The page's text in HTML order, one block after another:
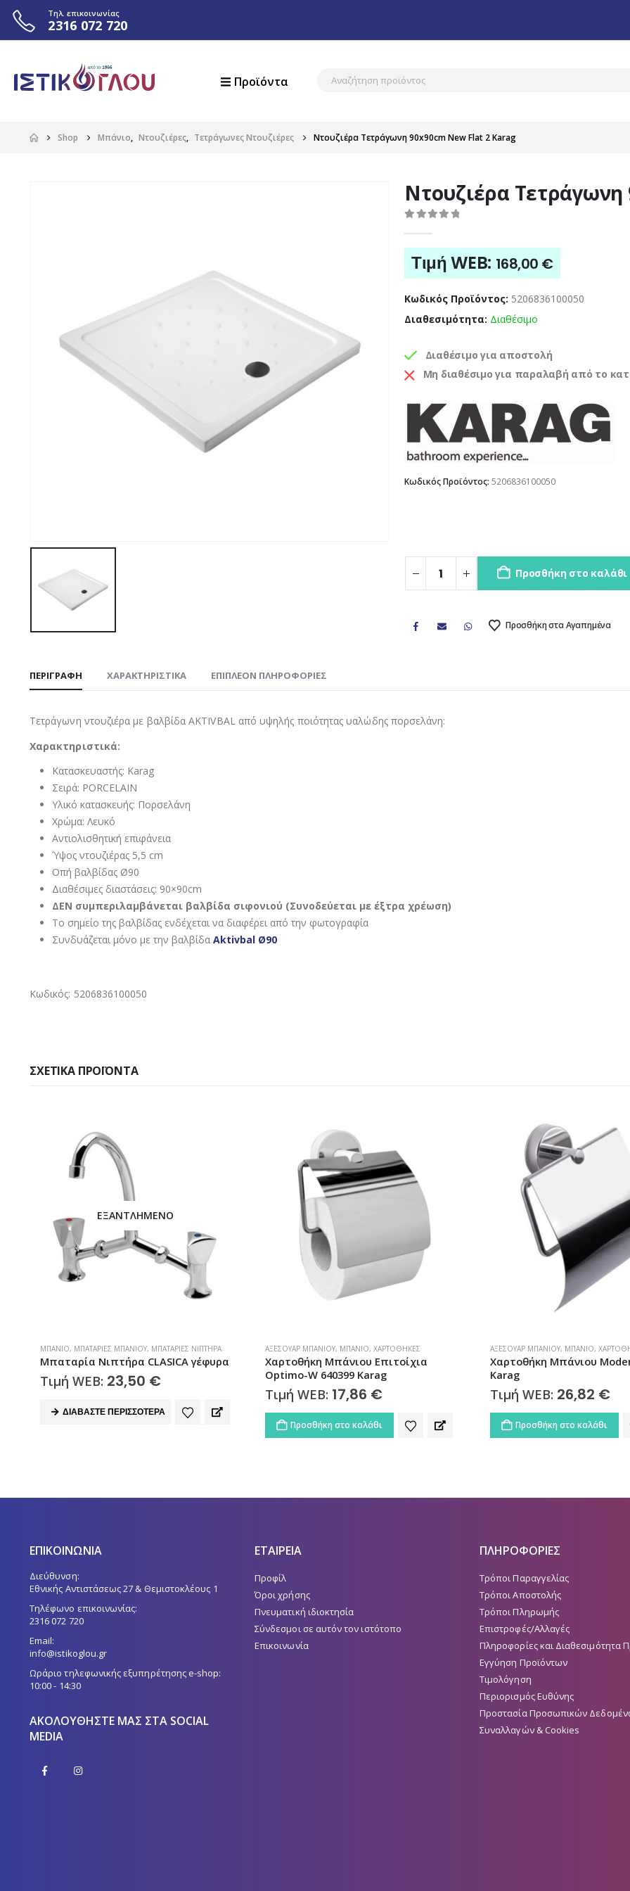
Τηλ. επικοινωνίας
2316 072 720
Προϊόντα
Shop Μπάνιο, Ντουζιέρες, Τετράγωνες Ντουζιέρες Ντουζιέρα Τετράγωνη 90x90cm New Flat 2 Karag
Ντουζιέρα
Τιμή WEB: 168,00 €
Κωδικός Προϊόντος: 5206836100050
Διαθεσιμότητα: Διαθέσιμο
Διαθέσιμο για αποστολή
Μη διαθέσιμο για παραλαβή από το
Κωδικός Προϊόντος:5206836100050
Προσθήκη στο καλάθι
Προσθήκη στα Αγαπημένα
ΠΕΡΙΓΡΑΦΉ ΧΑΡΑΚΤΗΡΙΣΤΙΚΑ ΕΠΙΠΛΈΟΝ ΠΛΗΡΟΦΟΡΊΕΣ
Τετράγωνη ντουζιέρα με βαλβίδα AKTIVBAL από υψηλής ποιότητας υαλώδης πορσελάνη:
Χαρακτηριστικά:
Κατασκευαστής: Karag
Σειρά: PORCELAIN
Υλικό κατασκευής: Πορσελάνη
Χρώμα: Λευκό
Αντιολισθητική επιφάνεια
Ύψος ντουζιέρας 5,5 cm
Οπή βαλβίδας Ø90
Διαθέσιμες διαστάσεις: 90×90cm
ΔΕΝ συμπεριλαμβάνεται βαλβίδα σιφονιού (Συνοδεύεται με έξτρα χρέωση)
Το σημείο της βαλβίδας ενδέχεται να διαφέρει από την φωτογραφία
Συνδυάζεται μόνο με την βαλβίδα Aktivbal Ø90
Κωδικός: 5206836100050
ΣΧΕΤΙΚΆ ΠΡΟΪΌΝΤΑ
ΑΞΕΣΟΥΆΡ ΜΠΆΝΙΟΥ, ΜΠΆΝΙΟ, ΧΑΡΤΟΘΉΚΕΣ
Χαρτοθήκη Μπάνιου Επιτοίχια
Optimo-W 640399 Karag
Τιμή WEB: 17,86
ΑΞΕΣΟΥΆΡ ΜΠΆΝΙΟΥ, ΜΠΆΝΙΟ, ΧΑΡΤΟΘΉΚΕΣ
Χαρτοθήκη Μπάνιου Moderno 2403
Karag
Τιμή WEB: 26,82€
Προσθήκη στο καλάθι
ΚΑΛΎΜΜΑΤΑ ΛΕΚΆΝΗΣ ,ΛΕΚΆΝΕΣ
Κάλυμμα Λεκάνης NOVA
Τιμή WEB:
Προσθήκη στο καλάθι
ΕΠΙΚΟΙΝΩΝΙΑ
Διεύθυνση:
Εθνικής Αντιστάσεως 27 & Θεμιστοκλέους 1
Τηλέφωνο επικοινωνίας:
2316 072 720
Email:
info@istikoglou.gr
Ωράριο τηλεφωνικής εξυπηρέτησης e-shop:
10:00 - 14:30
ΑΚΟΛΟΥΘΉΣΤΕ ΜΑΣ ΣΤΑ SOCIAL
MEDIA
ΕΤΑΙΡΕΙΑ
Προφίλ
Όροι χρήσης
Πνευματική ιδιοκτησία
Σύνδεσμοι σε αυτόν τον ιστότοπο
Επικοινωνία
ΠΛΗΡΟΦΟΡΙΕΣ
Τρόποι Παραγγελίας
Τρόποι Αποστολής
Τρόποι Πληρωμής
Επιστροφές/Αλλαγές
Πληροφορίες και Διαθεσιμότητα
Εγγύηση Προϊόντων
Τιμολόγηση
Περιορισμός Ευθύνης
Προστασία Προσωπικών
Συναλλαγών & Cookies